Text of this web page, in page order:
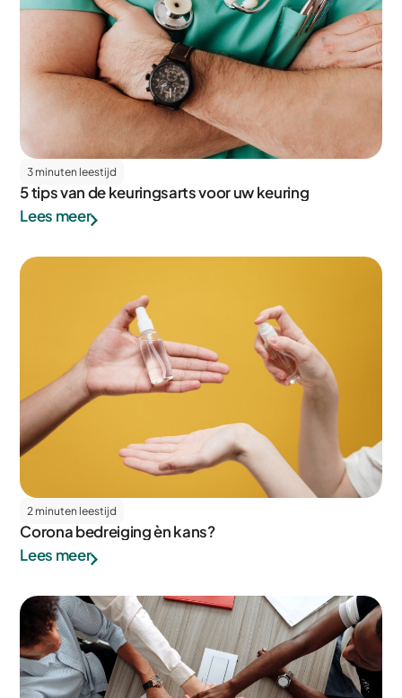
3 minuten leestijd
5 tips van de keuringsarts voor uw keuring
Lees meer
2 minuten leestijd
Corona bedreiging èn kans?
Lees meer